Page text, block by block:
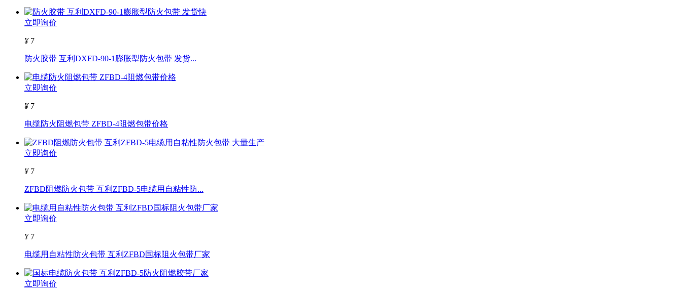
立即询价
¥ 7
防火胶带 互利DXFD-90-1膨胀型防火包带 发货...
立即询价
¥ 7
电缆防火阻燃包带 ZFBD-4阻燃包带价格
立即询价
¥ 7
ZFBD阻燃防火包带 互利ZFBD-5电缆用自粘性防...
立即询价
¥ 7
电缆用自粘性防火包带 互利ZFBD国标阻火包带厂家
立即询价